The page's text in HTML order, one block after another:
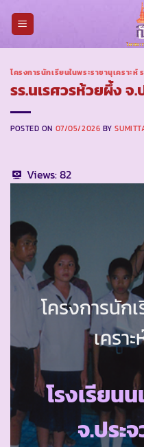
โครงการนักเรียนในพระราชานุเคราะห์
รร.นเรศวรห้วยผึ้ง จ
POSTED ON 07/05/2026 BY
Views:82
โครงการนัก
เครา
โรงเรียน
จ.ประ